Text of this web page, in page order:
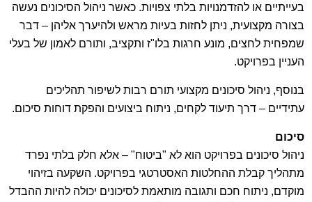
בעייתיים או להזדמנויות בלתי צפויות. כאשר ניהול הסיכונים נעשה
בצורה מקצועית, ניתן לחזות בעיות מראש ולהיערך אליהן – דבר
שמפחית לחצים, מונע חרגות בלו"ז ותקציב, ותורם לאמון של בעלי
העניין בפרויקט.
בנוסף, ניהול סיכונים מקצועי תורם רבות לשיפור תהליכים
עתידיים – דרך תיעוד לקחים, ניתוח ביצועים והפקת דוחות סיכום.
סיכום
ניהול סיכונים בפרויקט הוא לא "ביטוח" – אלא חלק בלתי נפרד
מתהליך קבלת ההחלטות האסטרטגי בפרויקט. השקעה בזיהוי
מוקדם, ניתוח חכם ותגובה מותאמת לסיכונים יכולה להיות ההבדל